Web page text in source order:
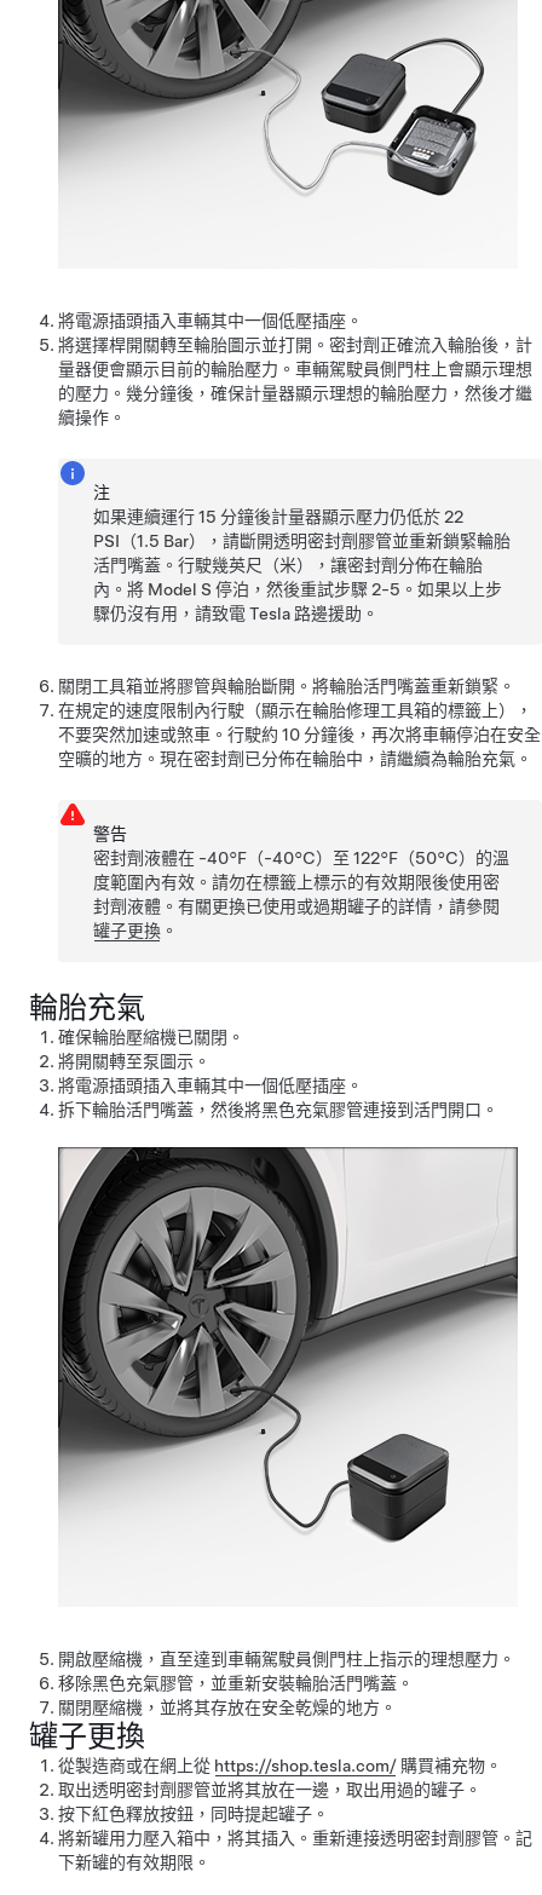
將電源插頭插入車輛其中一個低壓插座。
將選擇桿開關轉至輪胎圖示並打開。密封劑正確流入輪胎後，計
量器便會顯示目前的輪胎壓力。車輛駕駛員側門柱上會顯示理想
的壓力。幾分鐘後，確保計量器顯示理想的輪胎壓力，然後才繼
續操作。
注
如果連續運行 15 分鐘後計量器顯示壓力仍低於 22
PSI（1.5 Bar），請斷開透明密封劑膠管並重新鎖緊輪胎
活門嘴蓋。行駛幾英尺（米），讓密封劑分佈在輪胎
內。將 Model S 停泊，然後重試步驟 2-5。如果以上步
驟仍沒有用，請致電 Tesla 路邊援助。
關閉工具箱並將膠管與輪胎斷開。將輪胎活門嘴蓋重新鎖緊。
在規定的速度限制內行駛（顯示在輪胎修理工具箱的標籤上），
不要突然加速或煞車。行駛約 10 分鐘後，再次將車輛停泊在安全
空曠的地方。現在密封劑已分佈在輪胎中，請繼續為輪胎充氣。
警告
密封劑液體在 -40°F（-40°C）至 122°F（50°C）的溫
度範圍內有效。請勿在標籤上標示的有效期限後使用密
封劑液體。有關更換已使用或過期罐子的詳情，請參閱
罐子更換 。
輪胎充氣
確保輪胎壓縮機已關閉。
將開關轉至泵圖示。
將電源插頭插入車輛其中一個低壓插座。
拆下輪胎活門嘴蓋，然後將黑色充氣膠管連接到活門開口。
開啟壓縮機，直至達到車輛駕駛員側門柱上指示的理想壓力。
移除黑色充氣膠管，並重新安裝輪胎活門嘴蓋。
關閉壓縮機，並將其存放在安全乾燥的地方。
罐子更換
從製造商或在網上從 https://shop.tesla.com/ 購買補充物。
取出透明密封劑膠管並將其放在一邊，取出用過的罐子。
按下紅色釋放按鈕，同時提起罐子。
將新罐用力壓入箱中，將其插入。重新連接透明密封劑膠管。記
下新罐的有效期限。